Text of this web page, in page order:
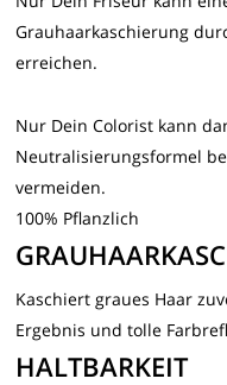
Grauhaarkaschierung
erreichen.
Nur Dein Colorist kann
Neutralisierungsformel
vermeiden.
100% Pflanzlich
Kaschiert graues Haar
Ergebnis und tolle
HALTBARKEIT